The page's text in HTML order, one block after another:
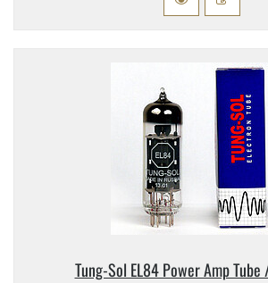
Tung-​Sol EL84 Power Amp